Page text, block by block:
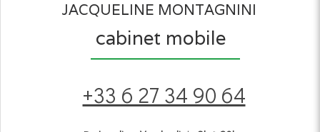
JACQUELINE MONTAGNINI
cabinet mobile
+33 6 27 34 90 64